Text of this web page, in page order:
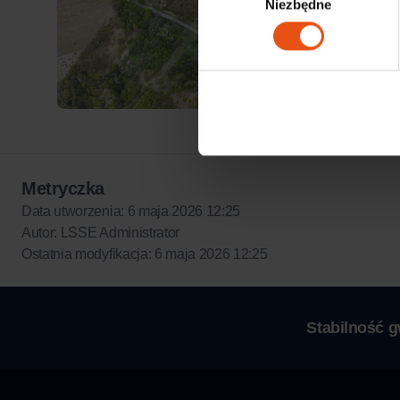
Niezbędne
Metryczka
Data utworzenia: 6 maja 2026 12:25
Autor: LSSE Administrator
Ostatnia modyfikacja: 6 maja 2026 12:25
Stabilność